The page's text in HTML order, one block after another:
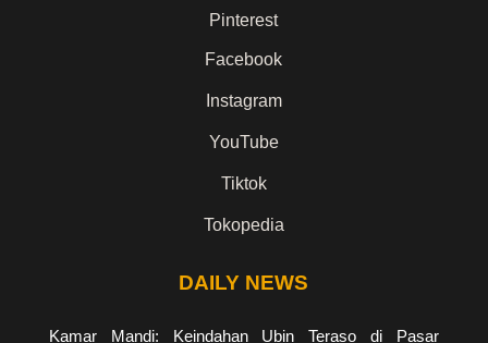
Pinterest
Facebook
Instagram
YouTube
Tiktok
Tokopedia
DAILY NEWS
Kamar Mandi: Keindahan Ubin Teraso di Pasar